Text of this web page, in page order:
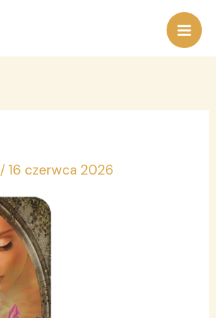
/16 czerwca 2026